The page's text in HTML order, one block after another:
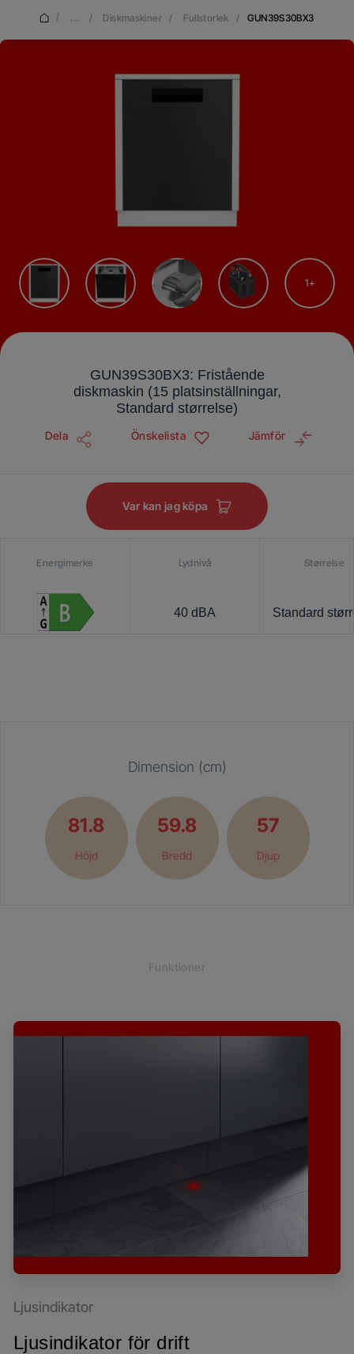
/ ... / Diskmaskiner / Fullstorlek / GUN39S30BX3
1
GUN39S30BX3: Fristående
diskmaskin (15 platsinställningar,
Standard størrelse)
Dela Önskelista Jämför
Var kan jag köpa
Energimerke Lydnivå
40 dBA
Størrelse
Standard
Dimension (cm)
81.8
Höjd
59.8
Bredd
57
Djup
Funktioner
Ljusindikator
Ljusindikator för drift